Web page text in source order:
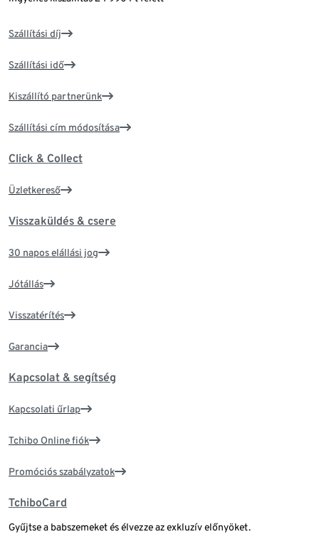
Szállítási díj
Szállítási idő
Kiszállító partnerünk
Szállítási cím módosítása
Click & Collect
Üzletkereső
Visszaküldés & csere
30 napos elállási jog
Jótállás
Visszatérítés
Garancia
Kapcsolat & segítség
Kapcsolati űrlap
Tchibo Online fiók
Promóciós szabályzatok
TchiboCard
Gyűjtse a babszemeket és élvezze az exkluzív előnyöket.